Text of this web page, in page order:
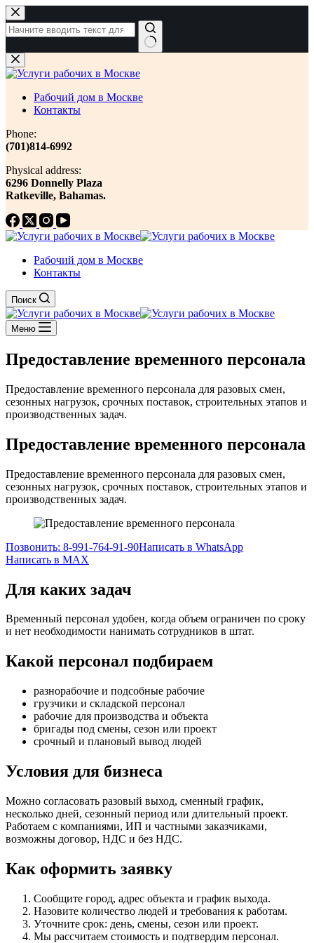
Перейти
к
сути
Ничего
не
найдено
Рабочий дом в Москве
Контакты
Phone:
(701)814-6992
Physical address:
​6296 Donnelly Plaza
Ratkeville, ​Bahamas.
Рабочий дом в Москве
Контакты
Поиск
Меню
Предоставление временного персонала
Предоставление временного персонала для разовых смен,
сезонных нагрузок, срочных поставок, строительных этапов и
производственных задач.
Предоставление временного персонала
Предоставление временного персонала для разовых смен,
сезонных нагрузок, срочных поставок, строительных этапов и
производственных задач.
Позвонить: 8-991-764-91-90Написать в WhatsApp
Написать в MAX
Для каких задач
Временный персонал удобен, когда объем ограничен по сроку
и нет необходимости нанимать сотрудников в штат.
Какой персонал подбираем
разнорабочие и подсобные рабочие
грузчики и складской персонал
рабочие для производства и объекта
бригады под смены, сезон или проект
срочный и плановый вывод людей
Условия для бизнеса
Можно согласовать разовый выход, сменный график,
несколько дней, сезонный период или длительный проект.
Работаем с компаниями, ИП и частными заказчиками,
возможны договор, НДС и без НДС.
Как оформить заявку
Сообщите город, адрес объекта и график выхода.
Назовите количество людей и требования к работам.
Уточните срок: день, смены, сезон или проект.
Мы рассчитаем стоимость и подтвердим персонал.